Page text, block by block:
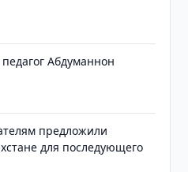
Абдуманнон
предложили
для последующего